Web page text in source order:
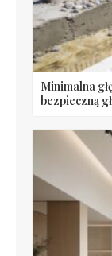
Minimalna
bezpieczną